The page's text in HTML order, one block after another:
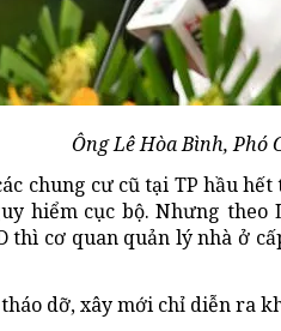
Ông Lê Hòa Bình, Phó
chung cư cũ tại TP hầu
hiểm cục bộ. Nhưng
thì cơ quan quản lý nhà ở
dỡ, xây mới chỉ diễn ra